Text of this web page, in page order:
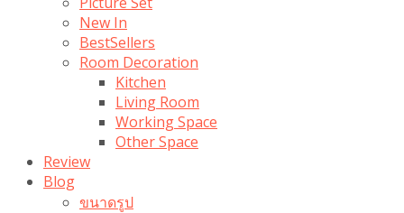
New In
BestSellers
Room Decoration
Kitchen
Living Room
Working Space
Other Space
Review
Blog
ขนาดรูป